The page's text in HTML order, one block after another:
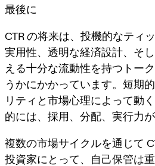
最後に
CTR の将来は、投機的なティ
実用性、透明な経済設計、そ
える十分な流動性を持つトー
うかにかかっています。短期
リティと市場心理によって動
的には、採用、分配、実行力
複数の市場サイクルを通じて
投資家にとって、自己保管は重